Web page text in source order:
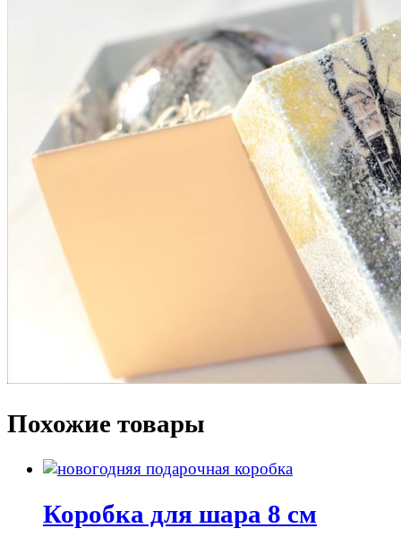
Похожие товары
Коробка для шара 8 см